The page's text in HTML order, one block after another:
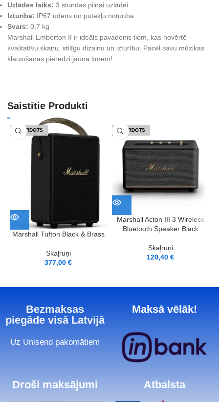
Uzlādes laiks: 3 stundas pilnai uzlādei
Izturība: IP67 ūdens un putekļu noturība
Svars: 0,7 kg
Marshall Emberton II ir ideāls pavadonis tiem, kas novērtē
kvalitatīvu skaņu, stilīgu dizainu un izturību. Pacel savu mūzikas
klausīšanās pieredzi jaunā līmenī!
Saistītie Produkti
IZPĀRDOTS
Marshall Tufton Black & Brass
Skaļruņi
377,00€
IZPĀRDOTS
Marshall Acton III 3 Wireless
Bluetooth Speaker Black
Skaļruņi
120,40€
Bezmaksas
piegāde visā Latvijā
Uz Unisend pakomātiem
Maksā vēlāk!
Droši maksājumi Atbalsta